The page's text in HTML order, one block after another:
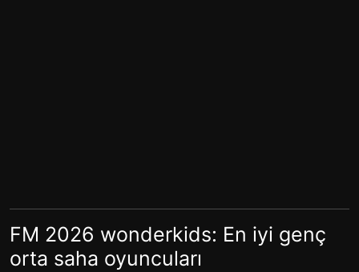
FM 2026 wonderkids: En iyi genç
orta saha oyuncuları